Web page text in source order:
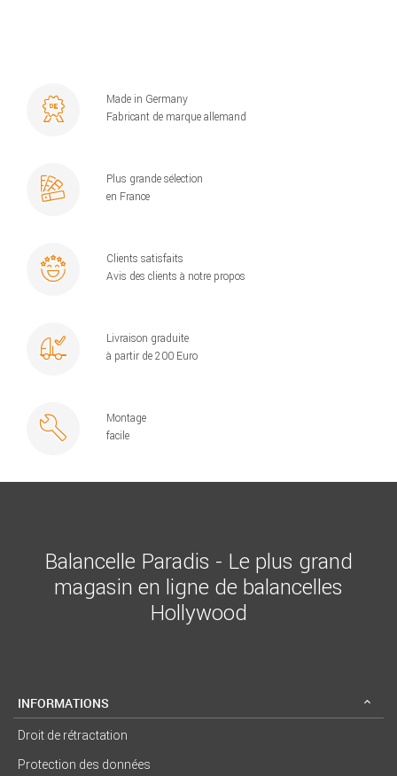
Made in Germany
Fabricant de marque allemand
Plus grande sélection
en France
Clients satisfaits
Avis des clients à notre propos
Livraison graduite
à partir de 200 Euro
Montage
facile
Balancelle Paradis - Le plus grand
magasin en ligne de balancelles
Hollywood
INFORMATIONS
Droit de rétractation
Protection des données